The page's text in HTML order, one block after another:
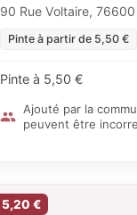
90 Rue Voltaire,
Pinte à partir de 5,50 €
Pinte à 5,50 €
Ajouté par la
peuvent être
5,20 €